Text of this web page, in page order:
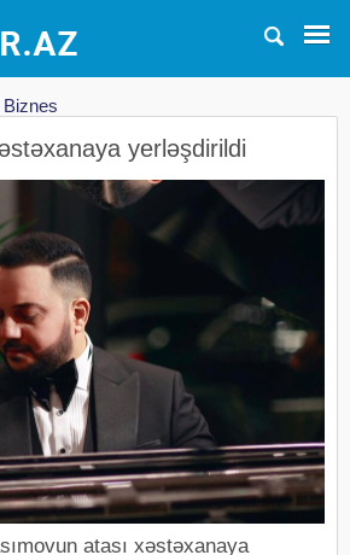
Biznes
yerləşdirildi
atası xəstəxanaya